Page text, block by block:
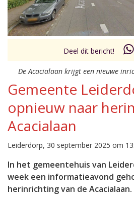
Deel dit bericht!
De Acacialaan krijgt een nieuwe
Gemeente
opnieuw naar
Acacialaan
Leiderdorp, 30 september 2025 om
In het gemeentehuis van
week een informatieavond
herinrichting van de